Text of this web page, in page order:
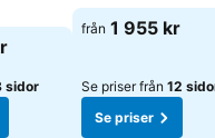
sidor
från 1 955 kr
Se priser från 12
Se priser